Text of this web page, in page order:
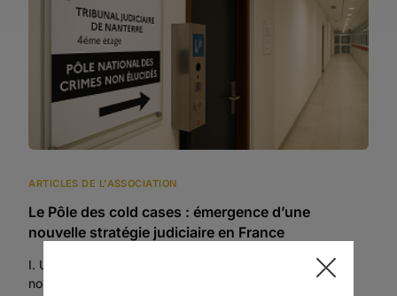
ARTICLES DE L'ASSOCIATION
Le Pôle des cold cases : émergence d’une
nouvelle stratégie judiciaire en France
I. Un bilan en voie de réussite 1) La mise en place d’une
nouvelle méthode proactive Depuis de nombreuses